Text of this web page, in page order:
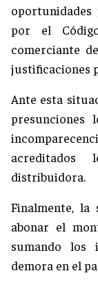
por el
comerciante
justificaciones
Ante esta
presunciones
distribuidora.
Finalmente, la
abonar el
sumando los
demora en el